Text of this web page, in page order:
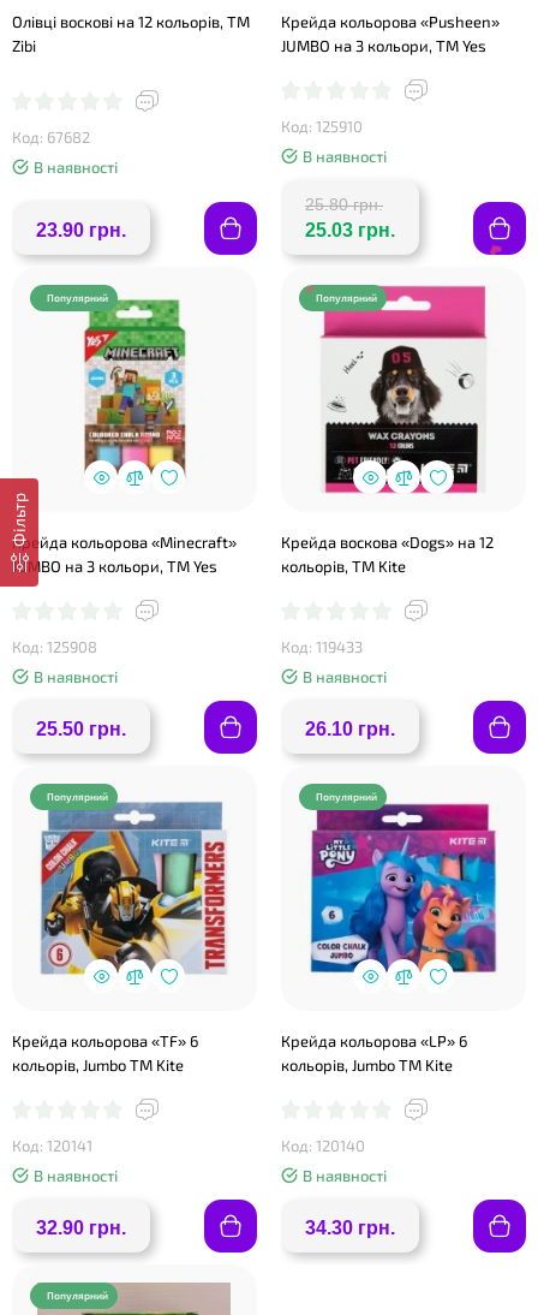
Фільтр
Олівці воскові на 12 кольорів, ТМ
Zibi
Код: 67682
В наявності
23.90 грн.
Крейда кольорова «Pusheen»
JUMBO на 3 кольори, ТМ Yes
Код: 125910
В наявності
25.80 грн.
25.03 грн.
Популярний
Крейда кольорова «Minecraft»
JUMBO на 3 кольори, ТМ Yes
Код: 125908
В наявності
25.50 грн.
Популярний
Крейда воскова «Dogs» на 12
кольорів, ТМ Kite
Код: 119433
В наявності
26.10 грн.
Популярний
Крейда кольорова «TF» 6
кольорів, Jumbo ТМ Kite
Код: 120141
В наявності
32.90 грн.
Популярний
Крейда кольорова «LP» 6
кольорів, Jumbo ТМ Kite
Код: 120140
В наявності
34.30 грн.
Популярний
❤